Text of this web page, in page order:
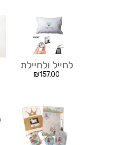
לחייל ולחיילת
₪157.00